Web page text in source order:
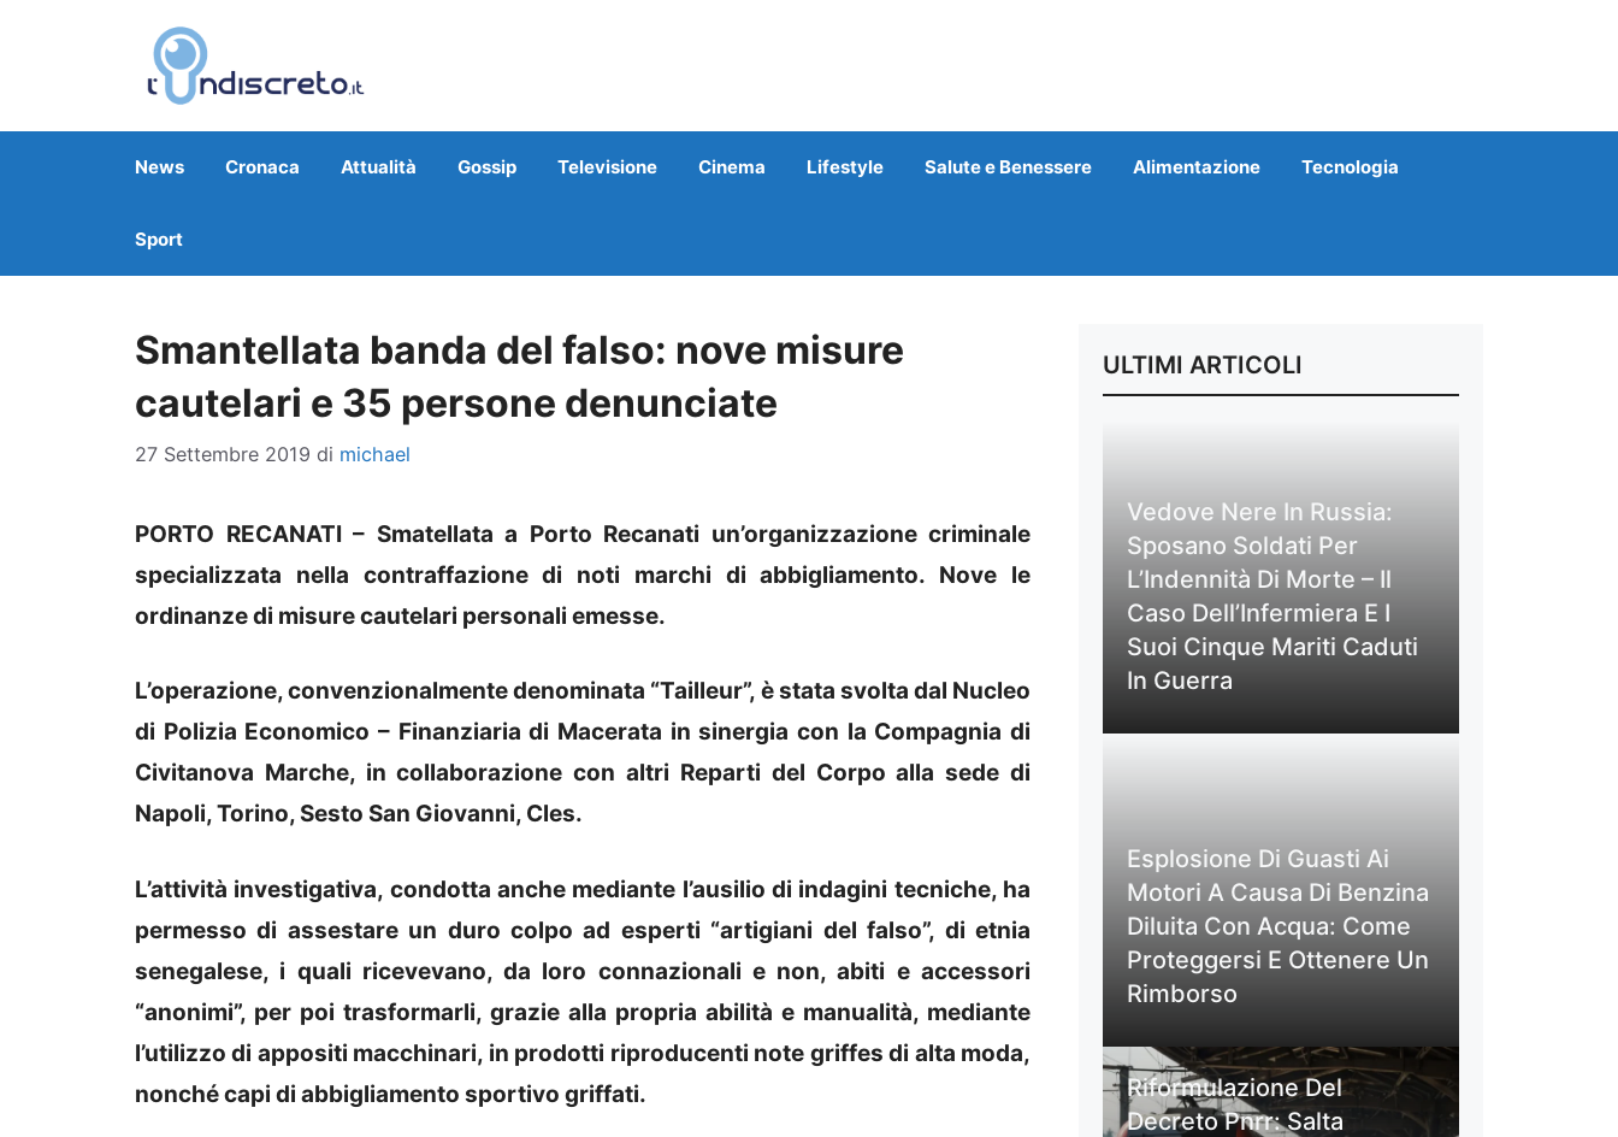
News Cronaca Attualità Gossip Televisione Cinema Lifestyle Salute e Benessere Alimentazione Tecnologia
Sport
Smantellata banda del falso: nove misure
cautelari e 35 persone denunciate
27 Settembre 2019 di michael
PORTO RECANATI – Smatellata a Porto Recanati un’organizzazione criminale
specializzata nella contraffazione di noti marchi di abbigliamento. Nove le
ordinanze di misure cautelari personali emesse.
L’operazione, convenzionalmente denominata “Tailleur”, è stata svolta dal Nucleo
di Polizia Economico – Finanziaria di Macerata in sinergia con la Compagnia di
Civitanova Marche, in collaborazione con altri Reparti del Corpo alla sede di
Napoli, Torino, Sesto San Giovanni, Cles.
L’attività investigativa, condotta anche mediante l’ausilio di indagini tecniche, ha
permesso di assestare un duro colpo ad esperti “artigiani del falso”, di etnia
senegalese, i quali ricevevano, da loro connazionali e non, abiti e accessori
“anonimi”, per poi trasformarli, grazie alla propria abilità e manualità, mediante
l’utilizzo di appositi macchinari, in prodotti riproducenti note griffes di alta moda,
nonché capi di abbigliamento sportivo griffati.
ULTIMI ARTICOLI
Vedove Nere In Russia:
Sposano Soldati Per
L’Indennità Di Morte – Il
Caso Dell’Infermiera E I
Suoi Cinque Mariti Caduti
In Guerra
Esplosione Di Guasti Ai
Motori A Causa Di Benzina
Diluita Con Acqua: Come
Proteggersi E Ottenere Un
Rimborso
Riformulazione Del
Decreto Pnrr: Salta